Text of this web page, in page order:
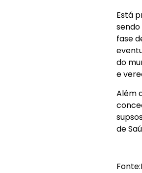
Está
fase
do
e
Além
de